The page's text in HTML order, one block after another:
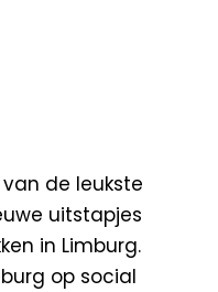
de leukste
uitstapjes
in Limburg.
op social